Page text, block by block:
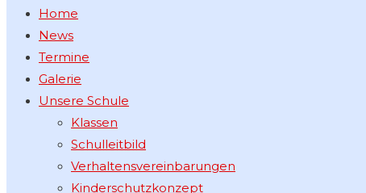
Home
News
Termine
Galerie
Unsere Schule
Klassen
Schulleitbild
Verhaltensvereinbarungen
Kinderschutzkonzept